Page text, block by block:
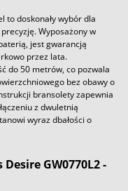
to doskonały wybór dla
Wyposażony w
jest gwarancją
przez lata.
do 50 metrów, co pozwala
bez obawy o
bransolety zapewnia
z dwuletnią
wyraz dbałości o
GW0770L2 -